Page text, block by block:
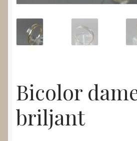
Bicolor
briljant